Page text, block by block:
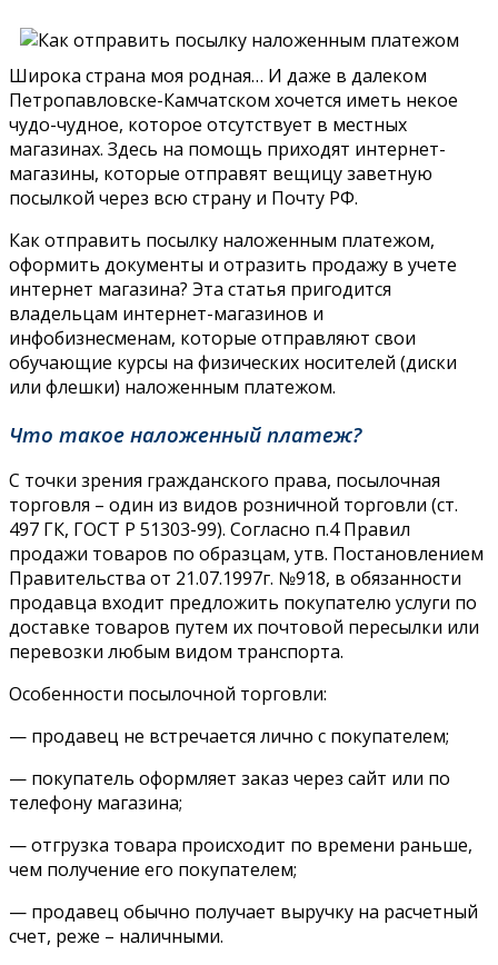
Широка страна моя родная… И даже в далеком
Петропавловске-Камчатском хочется иметь некое
чудо-чудное, которое отсутствует в местных
магазинах. Здесь на помощь приходят интернет-
магазины, которые отправят вещицу заветную
посылкой через всю страну и Почту РФ.
Как отправить посылку наложенным платежом,
оформить документы и отразить продажу в учете
интернет магазина? Эта статья пригодится
владельцам интернет-магазинов и
инфобизнесменам, которые отправляют свои
обучающие курсы на физических носителей (диски
или флешки) наложенным платежом.
Что такое наложенный платеж?
С точки зрения гражданского права, посылочная
торговля – один из видов розничной торговли (ст.
497 ГК, ГОСТ Р 51303-99). Согласно п.4 Правил
продажи товаров по образцам, утв. Постановлением
Правительства от 21.07.1997г. №918, в обязанности
продавца входит предложить покупателю услуги по
доставке товаров путем их почтовой пересылки или
перевозки любым видом транспорта.
Особенности посылочной торговли:
— продавец не встречается лично с покупателем;
— покупатель оформляет заказ через сайт или по
телефону магазина;
— отгрузка товара происходит по времени раньше,
чем получение его покупателем;
— продавец обычно получает выручку на расчетный
счет, реже – наличными.